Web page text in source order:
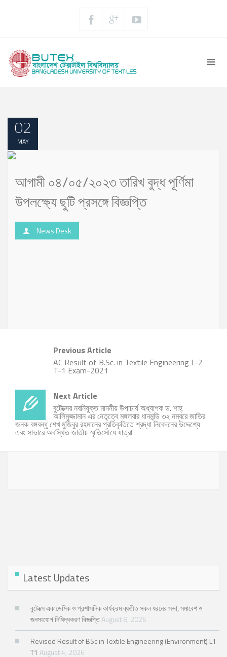
02
MAY
আগামী ০৪/০৫/২০২৩ তারিখ বুদ্ধ পূর্ণিমা
উপলক্ষ্যে ছুটি প্রসঙ্গে বিজ্ঞপ্তি
News Desk
Previous Article
AC Result of B.Sc. in Textile Engineering L-2
T-1 Exam-2021
Next Article
বুটেক্সের নবনিযুক্ত মাননীয় উপাচার্য অধ্যাপক ড. শাহ্
আলিমুজ্জামান এর নেতৃত্বে মঙ্গলবার ধানমন্ডি ৩২ নম্বরে জাতির
জনক বঙ্গবন্ধু শেখ মুজিবুর রহমানের প্রতিকৃতিতে শ্রদ্ধা নিবেদনের উদ্দেশ্যে
এবং সাভারে অবস্থিত জাতীয় স্মৃতিসৌধে যাত্রা
Latest Updates
বুটেক্সে একাডেমিক ও প্রশাসনিক কার্যক্রম ব্যতীত সকল ধরনের সভা, সমাবেশ ও
জনসংযোগ নিষিদ্ধকরণ বিজ্ঞপ্তিAugust 8, 2026
Revised Result of BSc in Textile Engineering (Environment) L1-
T1 August 4, 2026